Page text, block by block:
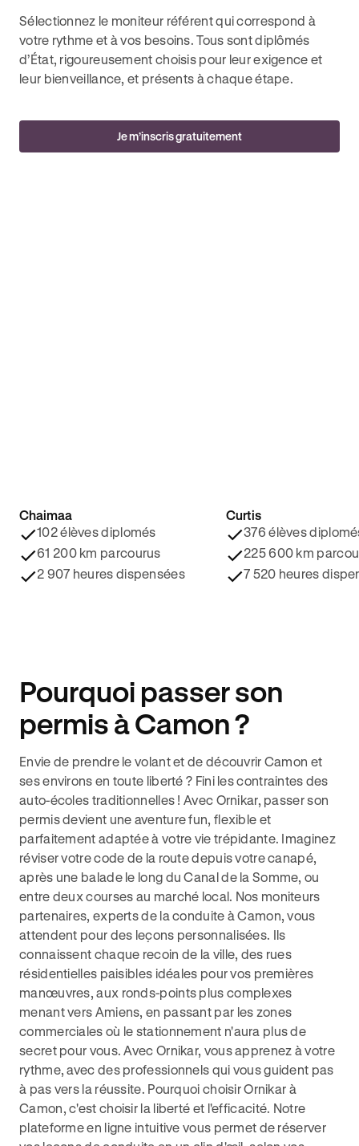
Sélectionnez le moniteur référent qui correspond à
votre rythme et à vos besoins. Tous sont diplômés
d’État, rigoureusement choisis pour leur exigence et
leur bienveillance, et présents à chaque étape.
Je m’inscris gratuitement
4.8/5 ⭐️
Chaimaa
102 élèves diplomés
61 200 km parcourus
2 907 heures dispensées
4.9/5 ⭐️
Curtis
376 élèves
225 600 km
7 520 heures
Pourquoi passer son
permis à Camon ?
Envie de prendre le volant et de découvrir Camon et
ses environs en toute liberté ? Fini les contraintes des
auto-écoles traditionnelles ! Avec Ornikar, passer son
permis devient une aventure fun, flexible et
parfaitement adaptée à votre vie trépidante. Imaginez
réviser votre code de la route depuis votre canapé,
après une balade le long du Canal de la Somme, ou
entre deux courses au marché local. Nos moniteurs
partenaires, experts de la conduite à Camon, vous
attendent pour des leçons personnalisées. Ils
connaissent chaque recoin de la ville, des rues
résidentielles paisibles idéales pour vos premières
manœuvres, aux ronds-points plus complexes
menant vers Amiens, en passant par les zones
commerciales où le stationnement n'aura plus de
secret pour vous. Avec Ornikar, vous apprenez à votre
rythme, avec des professionnels qui vous guident pas
à pas vers la réussite. Pourquoi choisir Ornikar à
Camon, c'est choisir la liberté et l'efficacité. Notre
plateforme en ligne intuitive vous permet de réserver